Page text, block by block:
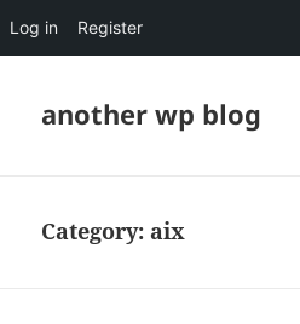
Log in Register
another wp blog
Category: aix